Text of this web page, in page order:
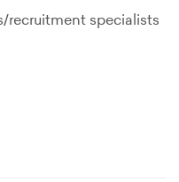
recruitment specialists